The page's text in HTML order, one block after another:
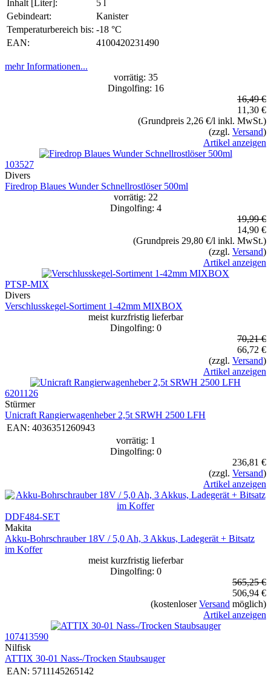
Inhalt [Liter]:
5 l
Gebindeart:
Kanister
Temperaturbereich bis: -18 °C
EAN:
4100420231490
mehr Informationen...
vorrätig: 35
Dingolfing: 16
16,49 €
11,30 €
(Grundpreis 2,26 €/l inkl. MwSt.)
(zzgl. Versand)
Artikel anzeigen
103527
Divers
Firedrop Blaues Wunder Schnellrostlöser 500ml
vorrätig: 22
Dingolfing: 4
19,99 €
14,90 €
(Grundpreis 29,80 €/l inkl. MwSt.)
(zzgl. Versand)
Artikel anzeigen
PTSP-MIX
Divers
Verschlusskegel-Sortiment 1-42mm MIXBOX
meist kurzfristig lieferbar
Dingolfing: 0
70,21 €
66,72 €
(zzgl. Versand)
Artikel anzeigen
6201126
Stürmer
Unicraft Rangierwagenheber 2,5t SRWH 2500 LFH
EAN: 4036351260943
vorrätig: 1
Dingolfing: 0
236,81 €
(zzgl. Versand)
Artikel anzeigen
DDF484-SET
Makita
Akku-Bohrschrauber 18V / 5,0 Ah, 3 Akkus, Ladegerät + Bitsatz
im Koffer
meist kurzfristig lieferbar
Dingolfing: 0
565,25 €
506,94 €
(kostenloserVersand möglich)
Artikel anzeigen
107413590
Nilfisk
ATTIX 30-01 Nass-/Trocken Staubsauger
EAN: 5711145265142